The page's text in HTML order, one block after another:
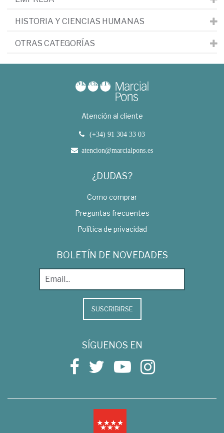
HISTORIA Y CIENCIAS HUMANAS
OTRAS CATEGORÍAS
Atención al cliente
(+34) 91 304 33 03
atencion@marcialpons.es
¿DUDAS?
Como comprar
Preguntas frecuentes
Política de privacidad
BOLETÍN DE NOVEDADES
SUSCRIBIRSE
SÍGUENOS EN